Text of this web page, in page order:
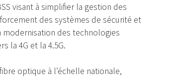
visant à simplifier la gestion des
des systèmes de sécurité et
modernisation des technologies
la 4G et la 4.5G.
optique à l’échelle nationale,